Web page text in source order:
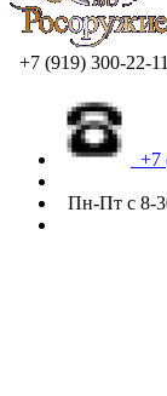
+7 (919) 300-22-11
+7
Пн-Пт с 8-